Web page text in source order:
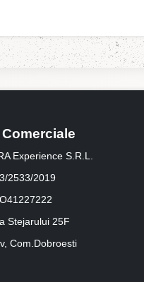
Comerciale
Experience S.R.L.
2533/2019
Stejarului 25F
Com.Dobroesti